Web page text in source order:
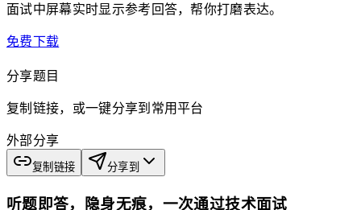
面试中屏幕实时显示参考回答，帮你打磨表达。
免费下载download
分享题目
复制链接，或一键分享到常用平台
外部分享
复制链接 分享到
听题即答，隐身无痕，一次通过技术面试